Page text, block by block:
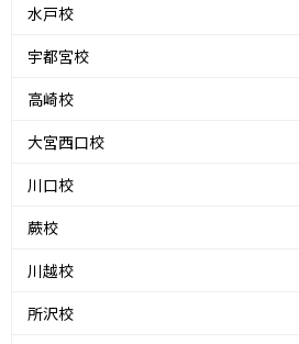
水戸校
宇都宮校
高崎校
大宮西口校
川口校
蕨校
川越校
所沢校